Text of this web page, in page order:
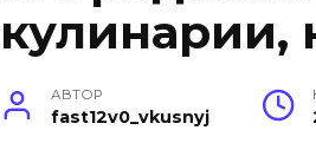
кулинарии,
АВТОР
fast12v0_vkusnyj